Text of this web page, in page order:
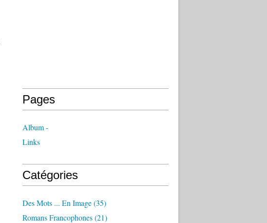
Pages
Album -
Links
Catégories
Des Mots ... En Image(35)
Romans Francophones(21)